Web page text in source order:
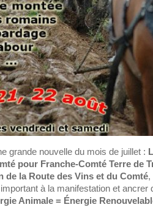
grande nouvelle du mois de juillet :
pour Franche-Comté Terre de
de la Route des Vins et du Comté,
à la manifestation et ancrer
Animale = Énergie